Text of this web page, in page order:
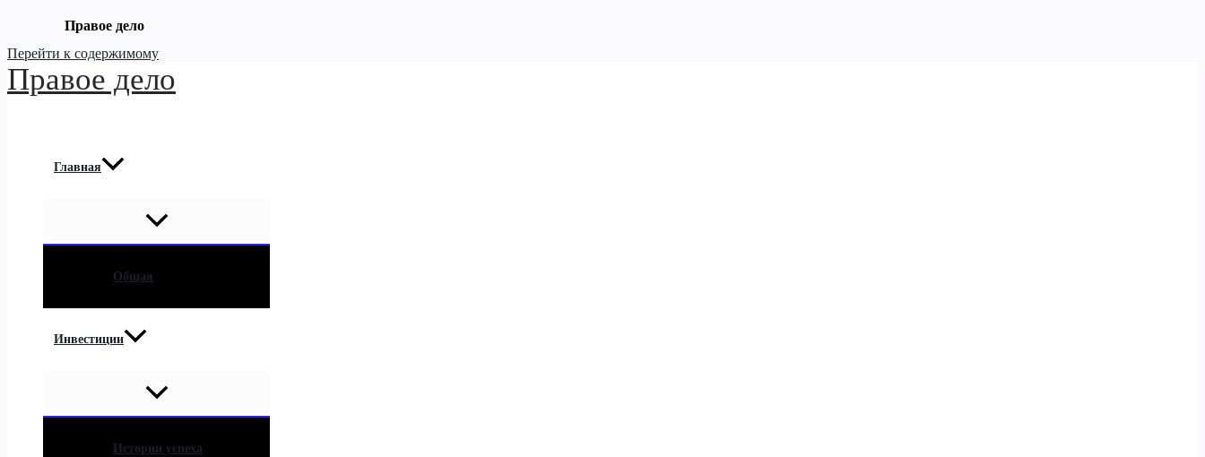
Правое дело
Перейти к содержимому
Правое дело
Главная
Общая
Инвестиции
Истории успеха